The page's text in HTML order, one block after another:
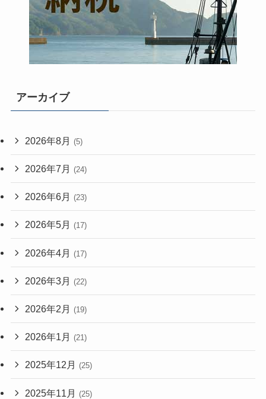
アーカイブ
2026年8月 (5)
2026年7月 (24)
2026年6月 (23)
2026年5月 (17)
2026年4月 (17)
2026年3月 (22)
2026年2月 (19)
2026年1月 (21)
2025年12月 (25)
2025年11月 (25)